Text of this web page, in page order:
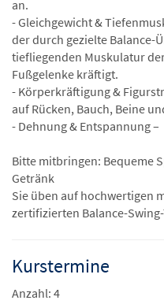
an.
- Gleichgewicht &
der durch gezielte Balance-
tiefliegenden Muskulatur
Fußgelenke kräftigt.
- Körperkräftigung &
auf Rücken, Bauch, Beine
- Dehnung & Entspannung
Bitte mitbringen: Bequeme
Getränk
Sie üben auf hochwertigen
zertifizierten Balance-
Kurstermine
Anzahl: 4